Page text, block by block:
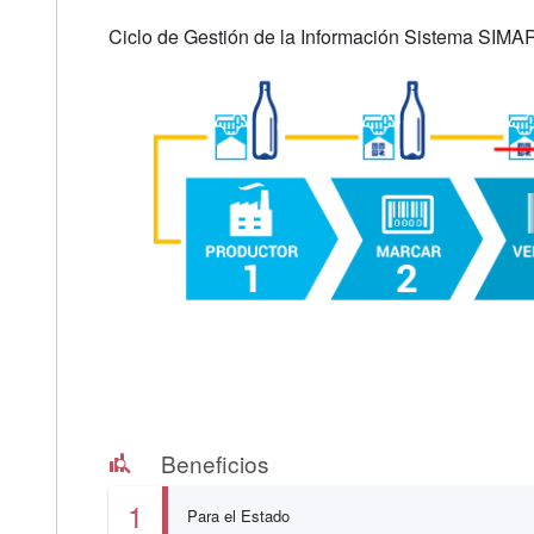
Ciclo de Gestión de la Información Sistema
Beneficios
1 Para el Estado